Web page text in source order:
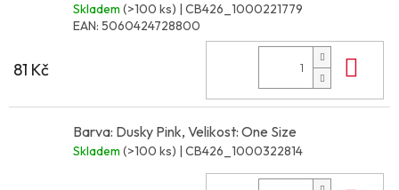
Skladem (>100 ks) | CB426_1000221779
EAN: 5060424728800
81 Kč
Barva: Dusky Pink, Velikost: One Size
Skladem (>100 ks) | CB426_1000322814